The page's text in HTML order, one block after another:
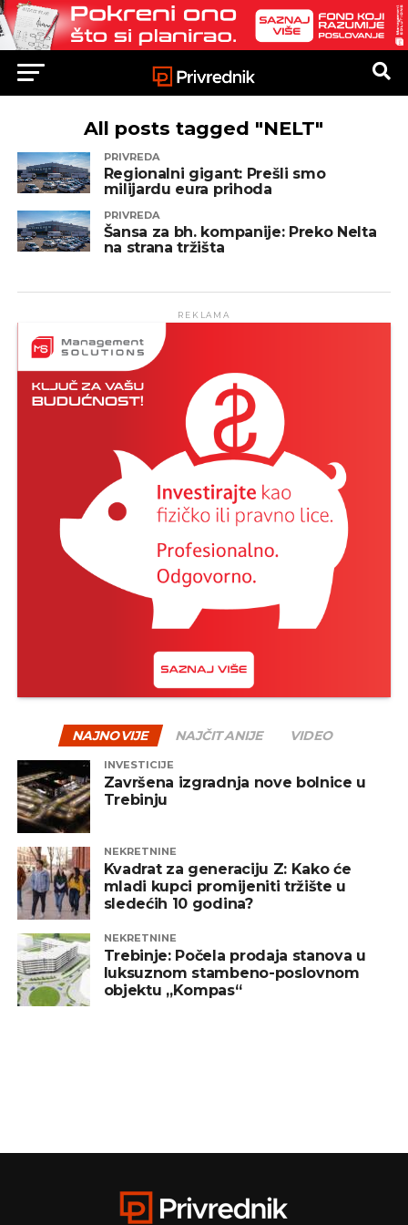
All posts tagged "NELT"
PRIVREDA
Regionalni gigant: Prešli smo
milijardu eura prihoda
PRIVREDA
Šansa za bh. kompanije: Preko Nelta
na strana tržišta
REKLAMA
NAJNOVIJE NAJČITANIJE VIDEO
INVESTICIJE
Završena izgradnja nove bolnice u
Trebinju
NEKRETNINE
Kvadrat za generaciju Z: Kako će
mladi kupci promijeniti tržište u
sledećih 10 godina?
NEKRETNINE
Trebinje: Počela prodaja stanova u
luksuznom stambeno-poslovnom
objektu „Kompas“